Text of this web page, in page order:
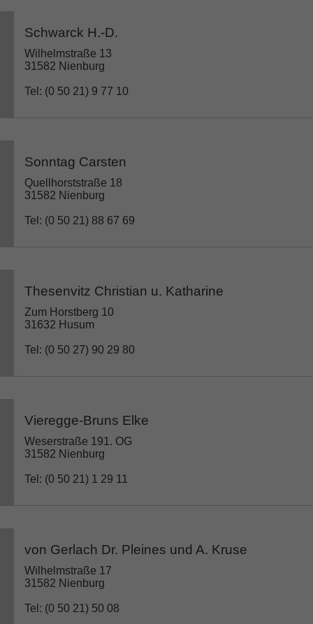
Schwarck H.-D.
Wilhelmstraße 13
31582 Nienburg
Tel: (0 50 21) 9 77 10
Sonntag Carsten
Quellhorststraße 18
31582 Nienburg
Tel: (0 50 21) 88 67 69
Thesenvitz Christian u. Katharine
Zum Horstberg 10
31632 Husum
Tel: (0 50 27) 90 29 80
Vieregge-Bruns Elke
Weserstraße 191. OG
31582 Nienburg
Tel: (0 50 21) 1 29 11
von Gerlach Dr. Pleines und A. Kruse
Wilhelmstraße 17
31582 Nienburg
Tel: (0 50 21) 50 08